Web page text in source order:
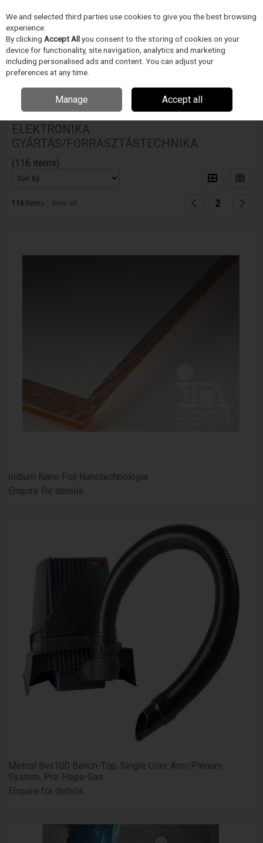
Skip to content
Menu
Home ELEKTRONIKA GYÁRTÁS/FORRASZTÁSTECHNIKA
ELEKTRONIKA
GYÁRTÁS/FORRASZTÁSTECHNIKA
(116 items)
116 items View all 2
Indium Nano Foil Nanotechnológia
Enquire for details
Metcal Bvx100 Bench-Top, Single User Arm/Plenum
System, Pre-Hepa-Gas
Enquire for details
We and selected third parties use cookies to give you the best browsing
experience.
By clicking Accept Allyou consent to the storing of cookies on your
device for functionality, site navigation, analytics and marketing
including personalised ads and content. You can adjust your
preferences at any time.
Manage Accept all